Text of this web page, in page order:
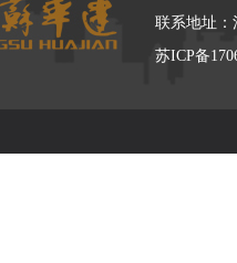
联系地址
苏ICP备